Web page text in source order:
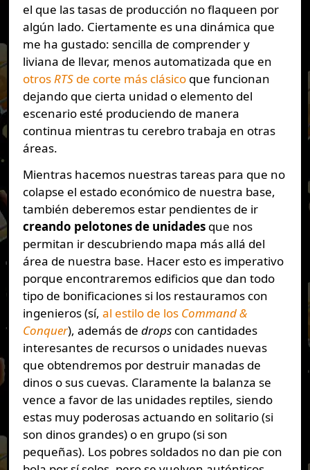
el que las tasas de producción no flaqueen por
algún lado. Ciertamente es una dinámica que
me ha gustado: sencilla de comprender y
liviana de llevar, menos automatizada que en
otrosRTSde corte más clásicoque funcionan
dejando que cierta unidad o elemento del
escenario esté produciendo de manera
continua mientras tu cerebro trabaja en otras
áreas.
Mientras hacemos nuestras tareas para que no
colapse el estado económico de nuestra base,
también deberemos estar pendientes de ir
creando pelotones de unidadesque nos
permitan ir descubriendo mapa más allá del
área de nuestra base. Hacer esto es imperativo
porque encontraremos edificios que dan todo
tipo de bonificaciones si los restauramos con
ingenieros (sí, al estilo de los Command &
Conquer), además de dropscon cantidades
interesantes de recursos o unidades nuevas
que obtendremos por destruir manadas de
dinos o sus cuevas. Claramente la balanza se
vence a favor de las unidades reptiles, siendo
estas muy poderosas actuando en solitario (si
son dinos grandes) o en grupo (si son
pequeñas). Los pobres soldados no dan pie con